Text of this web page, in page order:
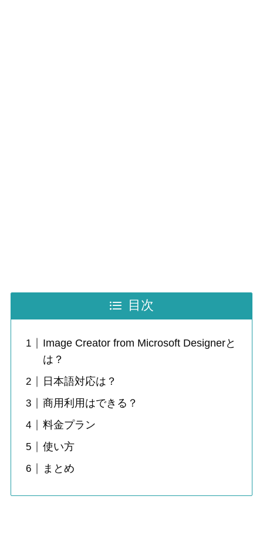
目次
Image Creator from Microsoft Designerと
は？
日本語対応は？
商用利用はできる？
料金プラン
使い方
まとめ